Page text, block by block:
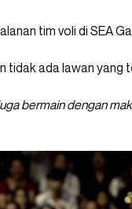
tim voli di SEA
ada lawan yang
bermain dengan